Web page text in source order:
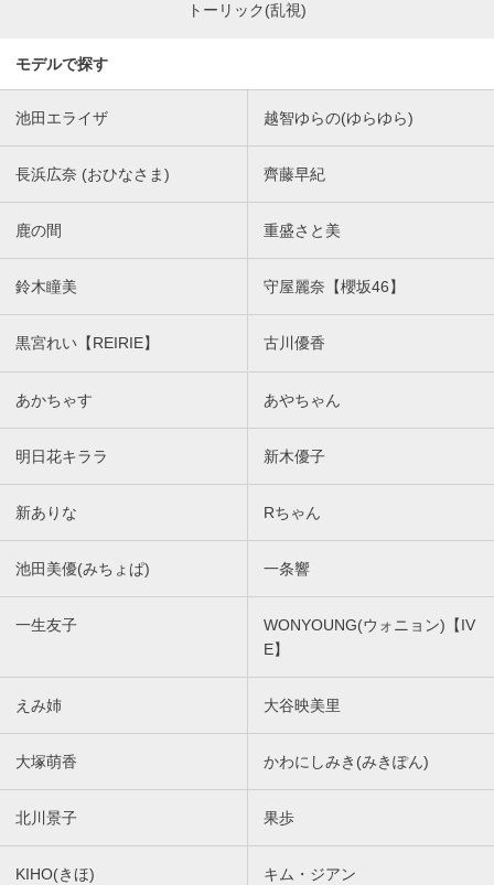
トーリック(乱視)
モデルで探す
池田エライザ 越智ゆらの(ゆらゆら)
長浜広奈 (おひなさま) 齊藤早紀
鹿の間 重盛さと美
鈴木瞳美 守屋麗奈【櫻坂46】
黒宮れい【REIRIE】 古川優香
あかちゃす あやちゃん
明日花キララ 新木優子
新ありな Rちゃん
池田美優(みちょぱ) 一条響
一生友子
WONYOUNG(ウォニョン)【IV
E】
えみ姉 大谷映美里
大塚萌香 かわにしみき(みきぽん)
北川景子 果歩
KIHO(きほ) キム・ジアン